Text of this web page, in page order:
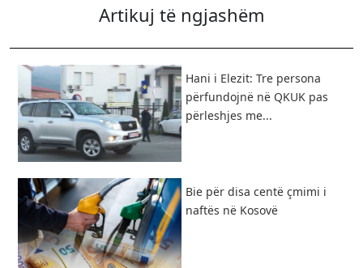
Artikuj të ngjashëm
Hani i Elezit: Tre persona
përfundojnë në QKUK pas
përleshjes me...
Bie për disa centë çmimi i
naftës në Kosovë